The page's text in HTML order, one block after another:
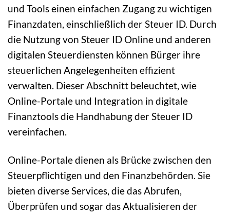
und Tools einen einfachen Zugang zu wichtigen
Finanzdaten, einschließlich der Steuer ID. Durch
die Nutzung von Steuer ID Online und anderen
digitalen Steuerdiensten können Bürger ihre
steuerlichen Angelegenheiten effizient
verwalten. Dieser Abschnitt beleuchtet, wie
Online-Portale und Integration in digitale
Finanztools die Handhabung der Steuer ID
vereinfachen.
Online-Portale dienen als Brücke zwischen den
Steuerpflichtigen und den Finanzbehörden. Sie
bieten diverse Services, die das Abrufen,
Überprüfen und sogar das Aktualisieren der